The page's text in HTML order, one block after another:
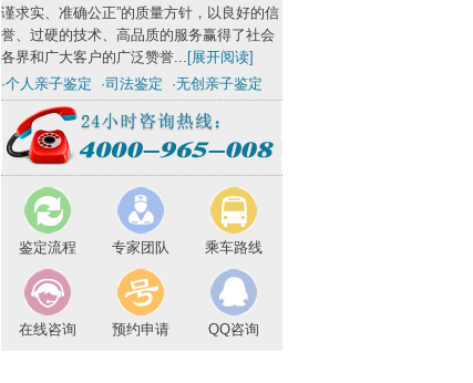
谨求实、准确公正”的质量方针，以良好的信
誉、过硬的技术、高品质的服务赢得了社会
各界和广大客户的广泛赞誉... [展开阅读]
·个人亲子鉴定
·司法鉴定 ·无创亲子鉴定
鉴定流程 专家团队 乘车路线
在线咨询 预约申请 QQ咨询